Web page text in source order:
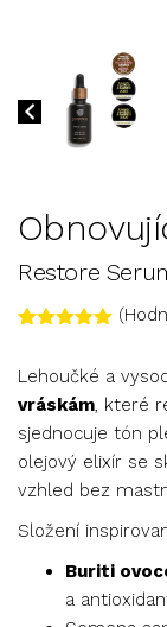
Restore
na základě
hodnocení
zákazníků
Lehoučké a
vráskám , které
sjednocuje tón
olejový elixír se
vzhled bez
Složení
Buriti
a